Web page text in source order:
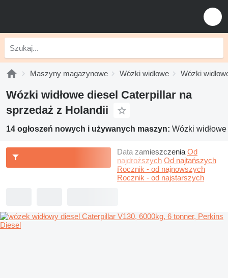
Maszyny magazynowe Wózki widłowe Wózki
Wózki widłowe diesel Caterpillar na
sprzedaż z Holandii
14 ogłoszeń nowych i używanych maszyn: Wózki
Data zamieszczenia Od
najdroższych Od najtańszych
Rocznik - od najnowszych
Rocznik - od najstarszych